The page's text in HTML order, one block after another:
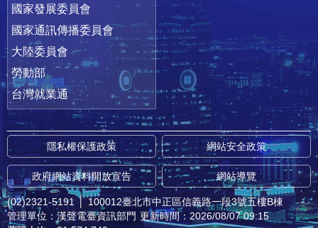
國家發展委員會
國家通訊傳播委員會
大陸委員會
勞動部
台灣就業通
隱私權保護政策 網站安全政策
政府網站資料開放宣告 網站導覽
(02)2321-5191 │ 100012臺北市中正區信義路一段3號五樓B棟
管理單位：漢聲電臺資訊部門 更新時間：2026/08/07 09:15